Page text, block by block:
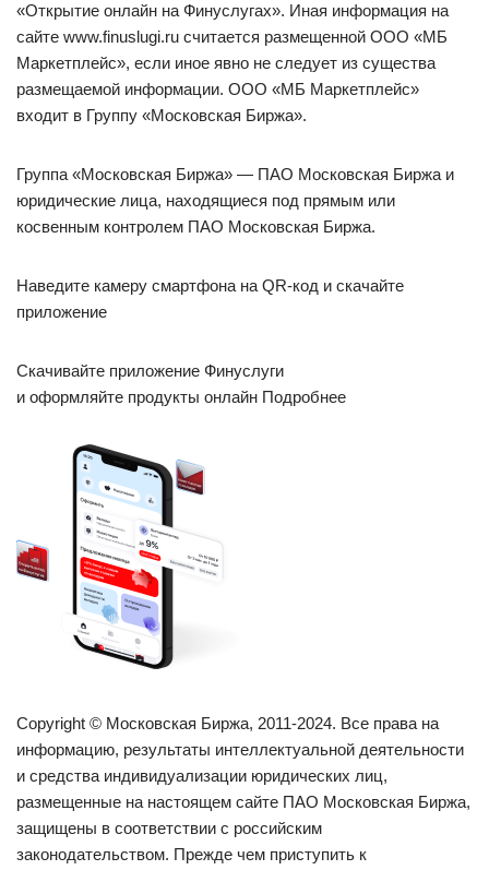
«Открытие онлайн на Финуслугах». Иная информация на
сайте www.finuslugi.ru считается размещенной ООО «МБ
Маркетплейс», если иное явно не следует из существа
размещаемой информации. ООО «МБ Маркетплейс»
входит в Группу «Московская Биржа».
Группа «Московская Биржа» — ПАО Московская Биржа и
юридические лица, находящиеся под прямым или
косвенным контролем ПАО Московская Биржа.
Наведите камеру смартфона на QR-код и скачайте
приложение
Скачивайте приложение Финуслуги
и оформляйте продукты онлайн Подробнее
Copyright © Московская Биржа, 2011-2024. Все права на
информацию, результаты интеллектуальной деятельности
и средства индивидуализации юридических лиц,
размещенные на настоящем сайте ПАО Московская Биржа,
защищены в соответствии с российским
законодательством. Прежде чем приступить к